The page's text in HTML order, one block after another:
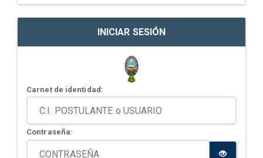
INICIAR SESIÓN
Carnet de identidad:
Contraseña: